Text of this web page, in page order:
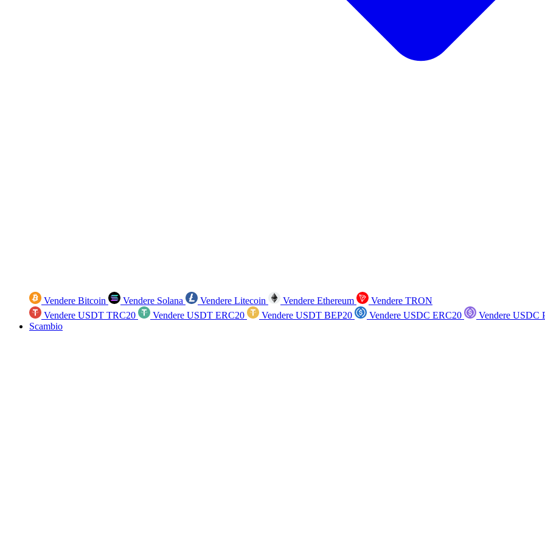
Vendere Bitcoin Vendere Solana Vendere Litecoin Vendere Ethereum
Vendere TRON
Vendere USDT TRC20
Vendere USDT ERC20 Vendere USDT BEP20 Vendere USDC ERC20
Vendere USDC
Scambio